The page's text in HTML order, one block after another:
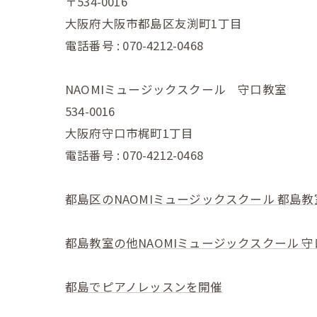
大阪府大阪市都島区友渕町1丁目
電話番号 : 070-4212-0468
NAOMIミュージックスクール 守口教室
534-0016
大阪府守口市梶町1丁目
電話番号 : 070-4212-0468
都島区のNAOMIミュージックスクール 都島教
都島教室の他NAOMIミュージックスクール
都島でピアノレッスンを開催